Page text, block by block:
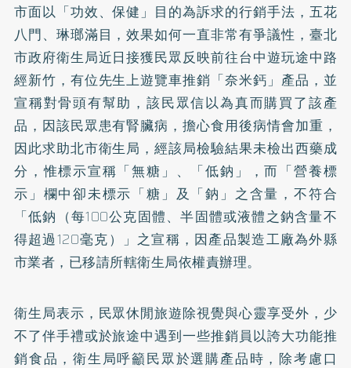
市面以「功效、保健」目的為訴求的行銷手法，五花
八門、琳瑯滿目，效果如何一直非常有爭議性，臺北
市政府衛生局近日接獲民眾反映前往台中遊玩途中路
經新竹，有位先生上遊覽車推銷「奈米鈣 」產品，並
宣稱對骨頭有幫助，該民眾信以為真而購買了該產
品，因該民眾患有腎臟病 ，擔心食用後病情會加重，
因此求助北市衛生局，經該局檢驗結果未檢出西藥成
分，惟標示宣稱「無糖」、「低鈉」，而「營養標
示」欄中卻未標示「糖」及「鈉」之含量，不符合
「低鈉（每100公克固體、半固體或液體之鈉含量不
得超過120毫克）」之宣稱，因產品製造工廠為外縣
市業者，已移請所轄衛生局依權責辦理。
衛生局表示，民眾休閒旅遊除視覺與心靈享受外，少
不了伴手禮或於旅途中遇到一些推銷員以誇大功能推
銷食品，衛生局呼籲民眾於選購產品時，除考慮口